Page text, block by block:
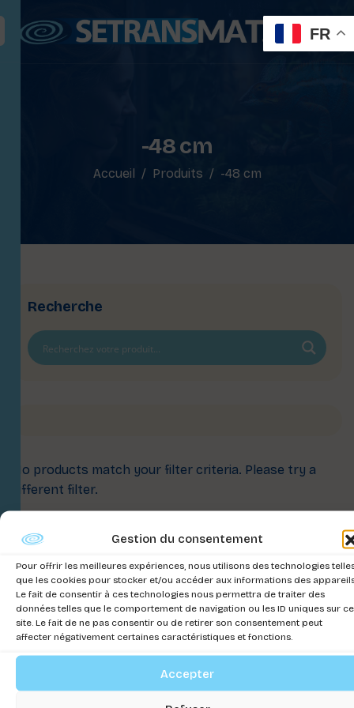
Gestion du consentement
Pour offrir les meilleures expériences, nous utilisons des technologies
que les cookies pour stocker et/ou accéder aux informations des
Le fait de consentir à ces technologies nous permettra de traiter des
données telles que le comportement de navigation ou les ID uniques sur ce
site. Le fait de ne pas consentir ou de retirer son consentement peut
affecter négativement certaines caractéristiques et fonctions.
Accepter
-48 cm
Accueil Produits -48 cm
Recherche
No products match your filter criteria. Please try a
different filter.
Setransmat
:
L'expert
Terrariophilie
Setransmat,
Liens
Utiles
Conditions
Générales
Politique
FR